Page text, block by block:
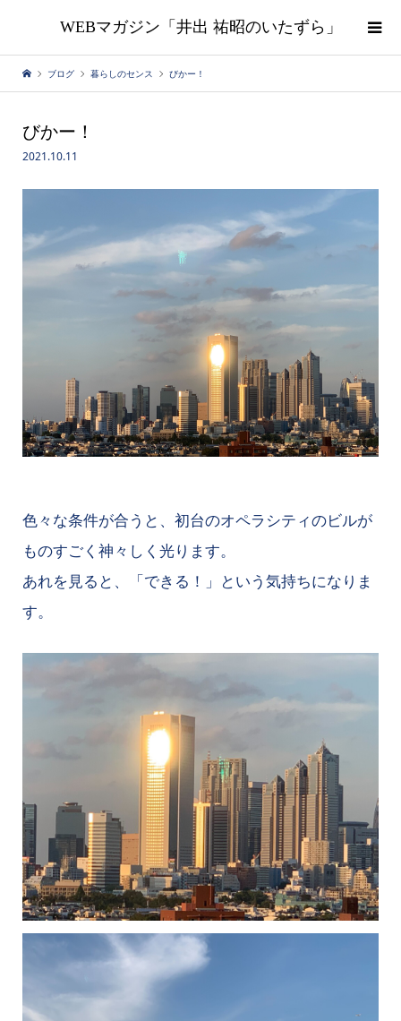
WEBマガジン「井出 祐昭のいたずら」
ブログ 暮らしのセンス びかー！
びかー！
2021.10.11
色々な条件が合うと、初台のオペラシティのビルが
ものすごく神々しく光ります。
あれを見ると、「できる！」という気持ちになりま
す。